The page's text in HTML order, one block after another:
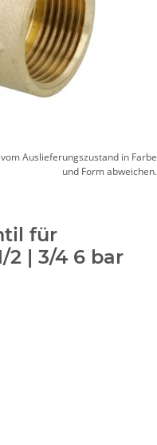
Auslieferungszustand in Farbe
und Form abweichen.
für
2 | 3/4 6 bar